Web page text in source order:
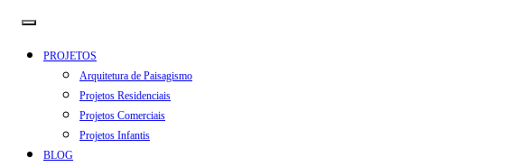
PROJETOS
Arquitetura de Paisagismo
Projetos Residenciais
Projetos Comerciais
Projetos Infantis
BLOG